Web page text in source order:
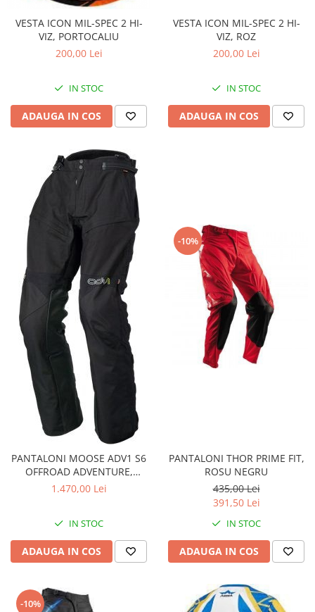
VESTA ICON MIL-SPEC 2 HI-
VIZ, PORTOCALIU
200,00 Lei
IN STOC
ADAUGA IN COS
VESTA ICON MIL-SPEC 2 HI-
VIZ, ROZ
200,00 Lei
IN STOC
ADAUGA IN COS
PANTALONI MOOSE ADV1 S6
OFFROAD ADVENTURE,
NEGRU
1.470,00 Lei
IN STOC
ADAUGA IN COS
-10%
PANTALONI THOR PRIME FIT,
ROSU NEGRU
435,00 Lei
391,50 Lei
IN STOC
ADAUGA IN COS
-10%